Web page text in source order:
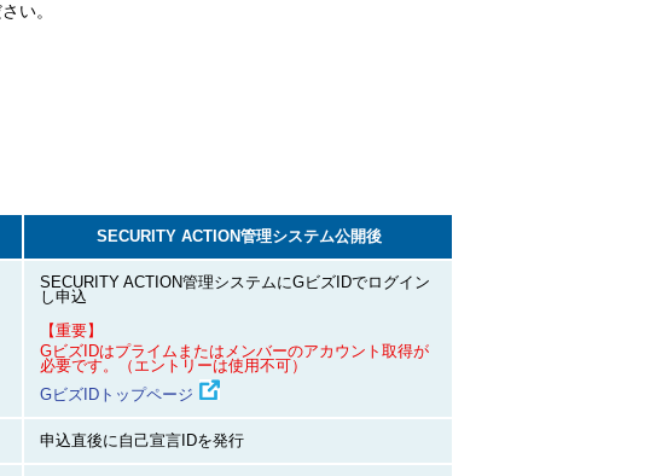
い。
SECURITY ACTION管理システム公開後
SECURITY ACTION管理システムにGビズIDでログイン
し申込
【重要】
GビズIDはプライムまたはメンバーのアカウント取得が
必要です。（エントリーは使用不可）
GビズIDトップページ
申込直後に自己宣言IDを発行